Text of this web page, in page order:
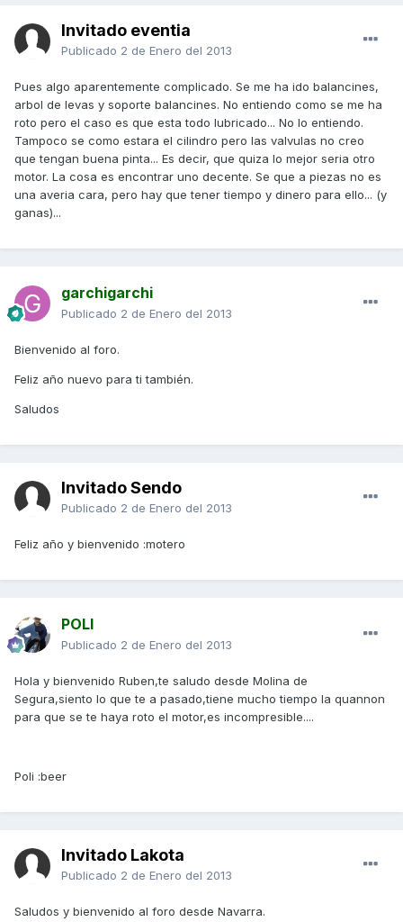
Invitado eventia
Publicado 2 de Enero del 2013
Pues algo aparentemente complicado. Se me ha ido balancines,
arbol de levas y soporte balancines. No entiendo como se me ha
roto pero el caso es que esta todo lubricado... No lo entiendo.
Tampoco se como estara el cilindro pero las valvulas no creo
que tengan buena pinta... Es decir, que quiza lo mejor seria otro
motor. La cosa es encontrar uno decente. Se que a piezas no es
una averia cara, pero hay que tener tiempo y dinero para ello... (y
ganas)...
garchigarchi
Publicado 2 de Enero del 2013
Bienvenido al foro.
Feliz año nuevo para ti también.
Saludos
Invitado Sendo
Publicado 2 de Enero del 2013
Feliz año y bienvenido :motero
POLI
Publicado 2 de Enero del 2013
Hola y bienvenido Ruben,te saludo desde Molina de
Segura,siento lo que te a pasado,tiene mucho tiempo la quannon
para que se te haya roto el motor,es incompresible....
Poli :beer
Invitado Lakota
Publicado 2 de Enero del 2013
Saludos y bienvenido al foro desde Navarra.